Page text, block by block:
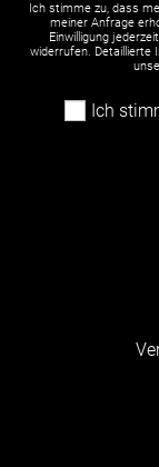
Ich stimme zu, dass
meiner Anfrage
Einwilligung
widerrufen. Detaillierte
Ich